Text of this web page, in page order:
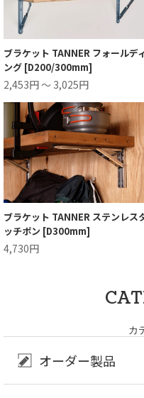
ブラケット TANNER フォールデ
ング [D200/300mm]
2,453円 ～ 3,025円
ブラケット TANNER ステンレス
ッチポン [D300mm]
4,730円
カ
オーダー製品